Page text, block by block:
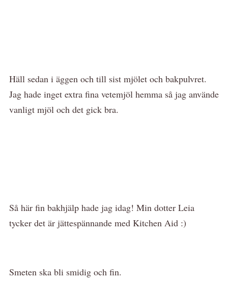
Häll sedan i äggen och till sist mjölet och bakpulvret.
Jag hade inget extra fina vetemjöl hemma så jag använde
vanligt mjöl och det gick bra.
Så här fin bakhjälp hade jag idag! Min dotter Leia
tycker det är jättespännande med Kitchen Aid :)
Smeten ska bli smidig och fin.